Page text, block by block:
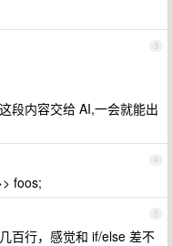
3
段内容交给 AI,一会就能出
4
foos;
5
百行，感觉和 if/else 差不